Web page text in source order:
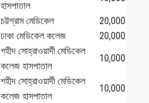
হাসপাতাল
চট্টগ্রাম মেডিকেল
20,000
ঢাকা মেডিকেল কলেজ
20,000
শহীদ সোহ্‌রাওয়ার্দী মেডিকেল
কলেজ হাসপাতাল
10,000
শহীদ সোহ্‌রাওয়ার্দী মেডিকেল
কলেজ হাসপাতাল
10,000